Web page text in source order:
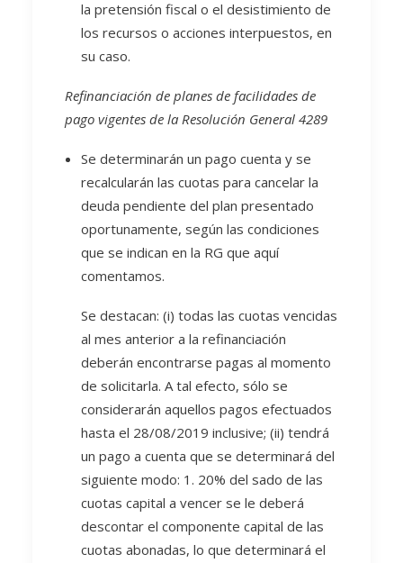
la pretensión fiscal o el desistimiento de
los recursos o acciones interpuestos, en
su caso.
Refinanciación de planes de facilidades de
pago vigentes de la Resolución General 4289
Se determinarán un pago cuenta y se
recalcularán las cuotas para cancelar la
deuda pendiente del plan presentado
oportunamente, según las condiciones
que se indican en la RG que aquí
comentamos.
Se destacan: (i) todas las cuotas vencidas
al mes anterior a la refinanciación
deberán encontrarse pagas al momento
de solicitarla. A tal efecto, sólo se
considerarán aquellos pagos efectuados
hasta el 28/08/2019 inclusive; (ii) tendrá
un pago a cuenta que se determinará del
siguiente modo: 1. 20% del sado de las
cuotas capital a vencer se le deberá
descontar el componente capital de las
cuotas abonadas, lo que determinará el